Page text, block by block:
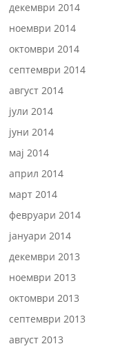
декември 2014
ноември 2014
октомври 2014
септември 2014
август 2014
јули 2014
јуни 2014
мај 2014
април 2014
март 2014
февруари 2014
јануари 2014
декември 2013
ноември 2013
октомври 2013
септември 2013
август 2013